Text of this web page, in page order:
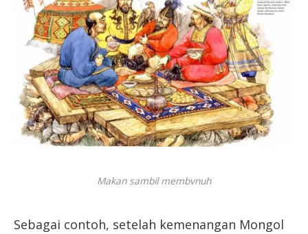
Makan sambil membvnuh
Sebagai contoh, setelah kemenangan Mongol